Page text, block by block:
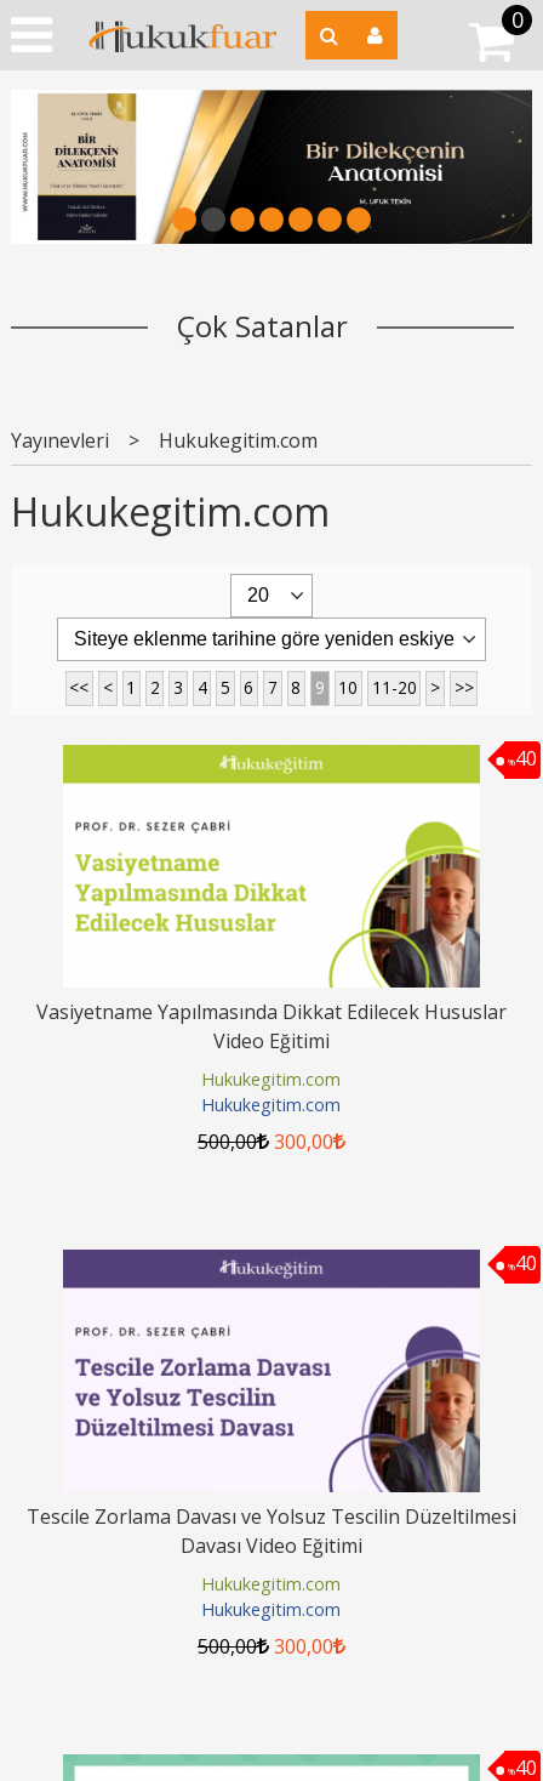
0
1 2 3 4 5 6 7
Çok Satanlar
Yayınevleri > Hukukegitim.com
Hukukegitim.com
<< < 1 2 3 4 5 6 7 8 9 10 11-20 > >>
%40
Vasiyetname Yapılmasında Dikkat Edilecek Hususlar
Video Eğitimi
Hukukegitim.com
Hukukegitim.com
500,00 300,00
%40
Tescile Zorlama Davası ve Yolsuz Tescilin Düzeltilmesi
Davası Video Eğitimi
Hukukegitim.com
Hukukegitim.com
500,00 300,00
%40